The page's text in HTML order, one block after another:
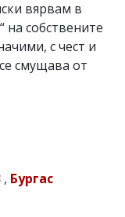
вярвам в
на собствените
с чест и
смущава от
, Бургас